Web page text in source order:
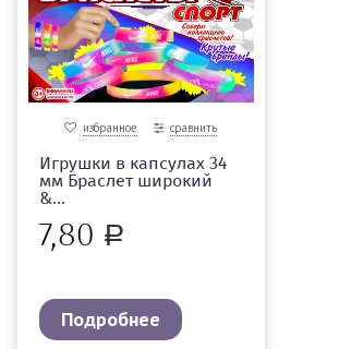
избранное сравнить
Игрушки в капсулах 34
мм Браслет широкий
&...
7,80 Р
Подробнее